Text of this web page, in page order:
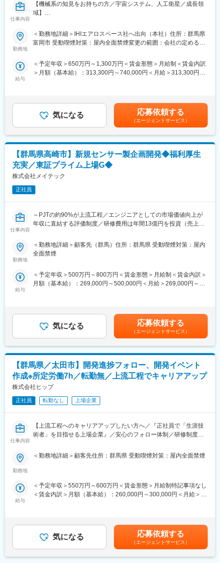
整。
クレイモデルやVRを使ったモックアップの作成指示。
実物大モデルで形状やバランスを確認。
インテリアデザイナー、エンジニア、他、設計・開発部門と協
働。
６．プレゼンテーション
社内外の関係者に向けてデザイン案を説明。
経営層の承認を得るための資料作成。
※上記は一例となります。ご経験やご希望を考慮の上、選考を通じ
て検討させていただきます。
■働く環境：
・残業時間：月平均15時間（繁忙期：25時間）
・出張：有（1年に数回程度）
育児支援制度として、ライフイベントごとに「子育て応援祝金」
を支給いたします！
＜支給額（お子さんお一人あたり＞
出生時：50万円
高校入学時：100万円
高校卒業時：100万円
変更の範囲：会社の定める業務
仕事内容
【機械系の知見をお持ちの方／宇宙システム、人工衛星／成長領
域】
宇宙機、人工衛星や有人宇宙システム、液体推進装置（ロケット
上段エンジンや人工衛星の軌道制御エンジン、有人飛行および惑
ベル、サブシステムレベル、コンポーネントレベルでのいずれか
において企画、研究、設計、開発、運用、関連事業の推進をご経
に基づく概念設計、顧客との仕様検討や技術折衝
◇宇宙機、人工衛星や有人宇宙システム、液体推進装置等におけ
る基本設計～詳細設計（システム設計、ミッション・軌道設計、
構造・熱・流体設計等）の実施と取りまとめ
◇プロジェクトの管理、マネジメント
◇開発試験（単体・実証）における計画立案・実施・試験データ
評価
◇運用または運用支援
製造、試験の拠点である富岡本社での勤務が原則となりますが、
ジウムでの技術発表、情報収集などのために、JAXAおよび欧米を
始めとした海外顧客や関係企業（システムメーカーなど）などの
宇宙機器・防衛機器等の設計/製造/販売及び航空部品の製造、販売
体ブースタ開発・国際宇宙ステーション用実験装置開発・人工衛
星用推進装置開発、等）の中心的な役割を果たしています。この
す。
当ポジションは入社後すぐにIHIエアロスペースに出向いただきま
す。
〒370-2398 群馬県富岡市藤木９００番地
宇宙機器、防衛機器等の設計、製造、販売及び航空部品の製造、
販売など
変更の範囲：会社の定める業務
勤務地
＜勤務地詳細＞IHIエアロスペース社へ出向（本社）住所：群馬県
富岡市 受動喫煙対策：屋内全面禁煙変更の範囲：会社の定める事
給与
＜予定年収＞650万円～1,300万円＜賃金形態＞月給制＜賃金内訳
＞月額（基本給）：313,300円～740,000円＜月給＞313,300円～
ます。※管理職採用となった場合は、監理・監督者のため残業代の
支給はございません。賃金はあくまでも目安の金額であり、選考
を通じて上下する可能性があります。月給(月額)は固定手当を含め
た表記です。
気になる 応募依頼する
（エージェントサービス）
【群馬県高崎市】新規センサー製企画開発◆福利厚生
充実／東証プライム上場G◆
株式会社メイテック
正社員
仕事内容
～PJTの約90%が上流工程／エンジニアとしての市場価値向上が
年収に直結する評価制度／研修費用は年間13億円を投資（売上の
■職務内容
◆外部企業や大学との協同研究
す。
■福利厚生
定年までの長い時間軸で、給与や将来について不安を感じること
なく、仕事に集中できるように、「待遇面」での支援も充実して
おります。また、たとえ案件のない待機の状態であったとして
も、給与が下がる事はなく安心して就業できます。
■生涯プロエンジニアとして
・エンジニアのキャリアを第一に考える企業です。エンジニアの
絶えず時代に合わせた技術を身に着けていく必要があり、当社で
は幅広い知識を身に着けることが可能な制度等を幅広く整えてい
・業界トップクラスとして多くの顧客から厚い信頼をいただいて
■充実の研修体制
「社員一人あたりの研修費ランキング」でトップクラスにランク
ニア主催の勉強会が900回以上開催されております。エンジニア
としてプライドを持ち、スキルアップの意欲が高く、常に技術力
の鍛錬を行っています。時代に即した技術を身に着けることが出
来、幅広い業界へ展開しているためスキルの習得もしやすい環境
となります。
勤務地
＜勤務地詳細＞顧客先（群馬）住所：群馬県 受動喫煙対策：屋内
全面禁煙
給与
＜予定年収＞500万円～800万円＜賃金形態＞月給制＜賃金内訳＞
月額（基本給）：269,000円～500,000円＜月給＞269,000円～
す。月給(月額)は固定手当を含めた表記です。
気になる 応募依頼する
（エージェントサービス）
【群馬県／太田市】開発進捗フォロー、開発イベント
作成※所定労働7h／転勤無／上流工程でキャリアアップ
株式会社ヒップ
正社員 転勤なし 上場企業
仕事内容
【上流工程へのキャリアアップしたい方へ／『正社員で「生涯技
術者」を目指せる上場企業』／安心のフォロー体制／研修制度充
■職務詳細：
■働き方：
残業は月20h～30h程度でございます。
勤務地
＜勤務地詳細＞顧客先住所：群馬県 受動喫煙対策：屋内全面禁煙
給与
＜予定年収＞550万円～600万円＜賃金形態＞月給制特記事項なし
＜賃金内訳＞月額（基本給）：260,000円～300,000円＜月給＞
アップに繋がります。所定外労働手当は全額支給です。■昇給年1
回、賞与年2回【年収例】年収595万円／38歳(経験15年)賃金はあ
くまでも目安の金額であり、選考を通じて上下する可能性があり
ます。月給(月額)は固定手当を含めた表記です。
気になる 応募依頼する
（エージェントサービス）